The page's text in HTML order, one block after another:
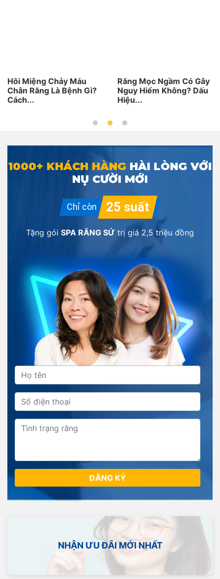
Hôi Miệng Chảy Máu
Chân Răng Là Bệnh Gì?
Cách...
Răng Mọc Ngầm Có Gây
Nguy Hiểm Không? Dấu
Hiệu...
1000+ KHÁCH HÀNG HÀI LÒNG VỚI
NỤ CƯỜI MỚI
Tặng gói SPA RĂNG SỨ trị giá 2,5 triệu đồng
ĐĂNG KÝ
NHẬN ƯU ĐÃI MỚI NHẤT